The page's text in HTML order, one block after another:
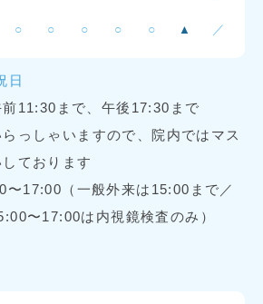
○ ○ ○ ○ ○ ▲ ／
日
11:30まで、午後17:30まで
っしゃいますので、院内ではマス
ております
〜17:00（一般外来は15:00まで／
〜17:00は内視鏡検査のみ）